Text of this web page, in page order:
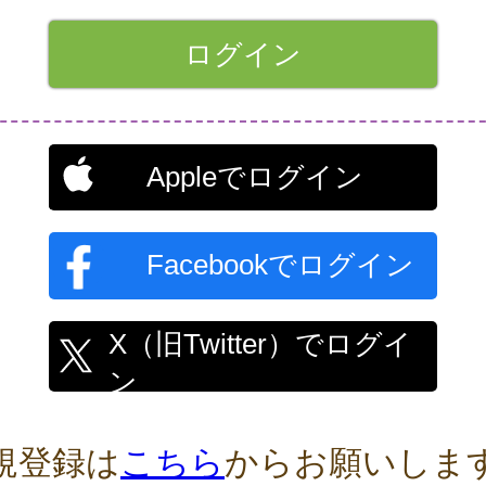
Appleでログイン
Facebookでログイン
X（旧Twitter）でログイ
ン
登録はこちらからお願いしま